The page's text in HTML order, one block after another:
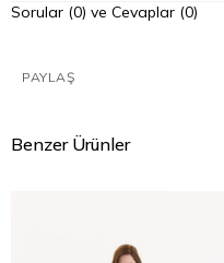
Sorular (0) ve Cevaplar (0)
PAYLAŞ
Benzer Ürünler